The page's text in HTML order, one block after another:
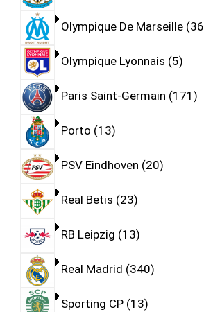
Olympique De Marseille 36
Olympique Lyonnais 5
Paris Saint-Germain 171
Porto 13
PSV Eindhoven 20
Real Betis 23
RB Leipzig 13
Real Madrid 340
Sporting CP 13